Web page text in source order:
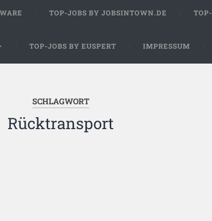
TOP-JOBS BY JOBSINTOWN.DE
TOP-JOBS BY EUSPERT IMPRESSUM
SCHLAGWORT
Rücktransport